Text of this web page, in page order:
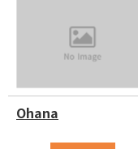
Ohana